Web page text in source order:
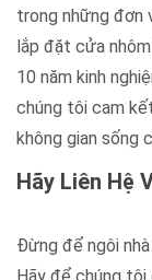
trong những đơn
lắp đặt cửa
10 năm kinh
chúng tôi cam
không gian sống
Hãy Liên Hệ
Đừng để ngôi